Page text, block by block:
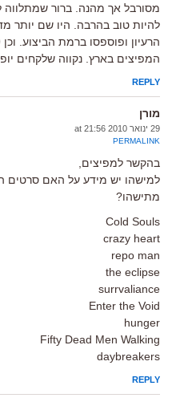
מסורבל אך מהנה. ברור
להיות טוב בהרבה. היו שם יותר
המפיצים בארץ. נקווה שלקחים
REPLY
מורן
29 ינואר 2010 at 21:56
PERMALINK
בהקשר למפיצים,
למישהו יש מידע על האם סרטים
מתישהו?
Cold Souls
crazy heart
repo man
the eclipse
surrvaliance
Enter the Void
hunger
Fifty Dead Men Walking
daybreakers
REPLY